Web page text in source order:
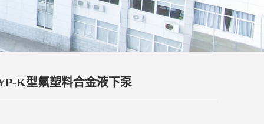
K型氟塑料合金液下泵